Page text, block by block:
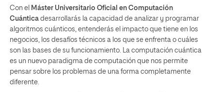
Con el Máster Universitario Oficial en Computación
Cuántica desarrollarás la capacidad de analizar y programar
algoritmos cuánticos, entenderás el impacto que tiene en los
negocios, los desafíos técnicos a los que se enfrenta o cuáles
son las bases de su funcionamiento. La computación cuántica
es un nuevo paradigma de computación que nos permite
pensar sobre los problemas de una forma completamente
diferente.